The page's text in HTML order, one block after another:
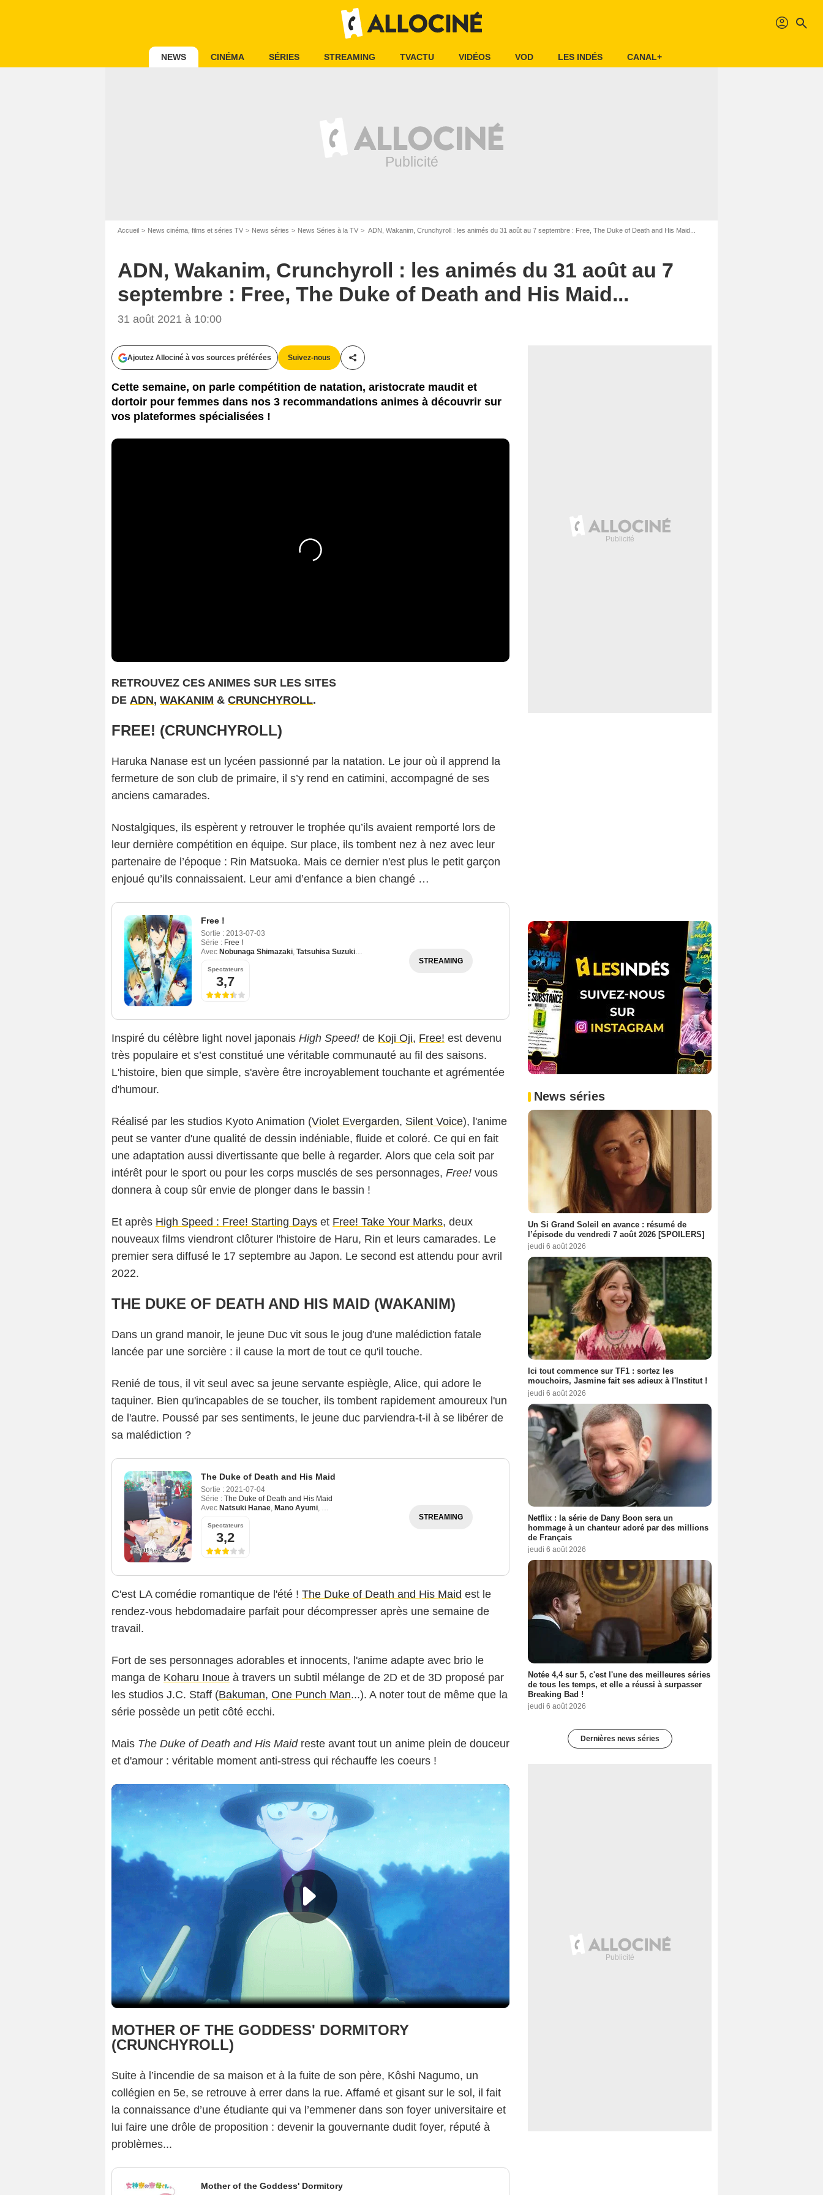
profil search
NEWS CINÉMA SÉRIES STREAMING TVACTU VIDÉOS VOD LES INDÉS CANAL+
Accueil News cinéma, films et séries TV News séries News Séries à la TV ADN, Wakanim, Crunchyroll : les animés du 31 août au 7 septembre : Free, The Duke of Death and His Maid...
ADN, Wakanim, Crunchyroll : les animés du 31 août au 7
septembre : Free, The Duke of Death and His Maid...
31 août 2021 à 10:00
Ajoutez Allociné à vos sources préférées Suivez-nous
Partager cet article
Cette semaine, on parle compétition de natation, aristocrate maudit et
dortoir pour femmes dans nos 3 recommandations animes à découvrir sur
vos plateformes spécialisées !
RETROUVEZ CES ANIMES SUR LES SITES
DE ADN, WAKANIM & CRUNCHYROLL.
FREE! (CRUNCHYROLL)
Haruka Nanase est un lycéen passionné par la natation. Le jour où il apprend la
fermeture de son club de primaire, il s’y rend en catimini, accompagné de ses
anciens camarades.
Nostalgiques, ils espèrent y retrouver le trophée qu’ils avaient remporté lors de
leur dernière compétition en équipe. Sur place, ils tombent nez à nez avec leur
partenaire de l’époque : Rin Matsuoka. Mais ce dernier n'est plus le petit garçon
enjoué qu’ils connaissaient. Leur ami d’enfance a bien changé …
Free !
Sortie : 2013-07-03
Série : Free !
Avec Nobunaga Shimazaki, Tatsuhisa Suzuki,Thibaut Delmotte
Spectateurs
3,7
STREAMING
Inspiré du célèbre light novel japonais High Speed! de Koji Oji, Free! est devenu
très populaire et s’est constitué une véritable communauté au fil des saisons.
L'histoire, bien que simple, s'avère être incroyablement touchante et agrémentée
d'humour.
Réalisé par les studios Kyoto Animation (Violet Evergarden, Silent Voice), l'anime
peut se vanter d'une qualité de dessin indéniable, fluide et coloré. Ce qui en fait
une adaptation aussi divertissante que belle à regarder. Alors que cela soit par
intérêt pour le sport ou pour les corps musclés de ses personnages, Free! vous
donnera à coup sûr envie de plonger dans le bassin !
Et après High Speed : Free! Starting Days et Free! Take Your Marks, deux
nouveaux films viendront clôturer l'histoire de Haru, Rin et leurs camarades. Le
premier sera diffusé le 17 septembre au Japon. Le second est attendu pour avril
2022.
THE DUKE OF DEATH AND HIS MAID (WAKANIM)
Dans un grand manoir, le jeune Duc vit sous le joug d'une malédiction fatale
lancée par une sorcière : il cause la mort de tout ce qu'il touche.
Renié de tous, il vit seul avec sa jeune servante espiègle, Alice, qui adore le
taquiner. Bien qu'incapables de se toucher, ils tombent rapidement amoureux l'un
de l'autre. Poussé par ses sentiments, le jeune duc parviendra-t-il à se libérer de
sa malédiction ?
The Duke of Death and His Maid
Sortie : 2021-07-04
Série : The Duke of Death and His Maid
Avec Natsuki Hanae, Mano Ayumi, Hôchû Ôtsuka
Spectateurs
3,2
STREAMING
C'est LA comédie romantique de l'été ! The Duke of Death and His Maid est le
rendez-vous hebdomadaire parfait pour décompresser après une semaine de
travail.
Fort de ses personnages adorables et innocents, l'anime adapte avec brio le
manga de Koharu Inoue à travers un subtil mélange de 2D et de 3D proposé par
les studios J.C. Staff (Bakuman, One Punch Man...). A noter tout de même que la
série possède un petit côté ecchi.
Mais The Duke of Death and His Maidreste avant tout un anime plein de douceur
et d'amour : véritable moment anti-stress qui réchauffe les coeurs !
MOTHER OF THE GODDESS' DORMITORY
(CRUNCHYROLL)
Suite à l’incendie de sa maison et à la fuite de son père, Kôshi Nagumo, un
collégien en 5e, se retrouve à errer dans la rue. Affamé et gisant sur le sol, il fait
la connaissance d’une étudiante qui va l’emmener dans son foyer universitaire et
lui faire une drôle de proposition : devenir la gouvernante dudit foyer, réputé à
problèmes...
Mother of the Goddess' Dormitory
News séries
Un Si Grand Soleil en avance : résumé de
l’épisode du vendredi 7 août 2026 [SPOILERS]
jeudi 6 août 2026
Ici tout commence sur TF1 : sortez les
mouchoirs, Jasmine fait ses adieux à l'Institut !
jeudi 6 août 2026
Netflix : la série de Dany Boon sera un
hommage à un chanteur adoré par des millions
de Français
jeudi 6 août 2026
Notée 4,4 sur 5, c'est l'une des meilleures séries
de tous les temps, et elle a réussi à surpasser
Breaking Bad !
jeudi 6 août 2026
Dernières news séries